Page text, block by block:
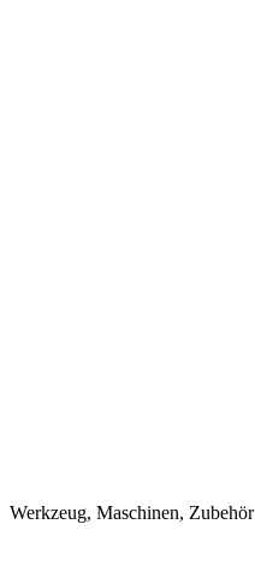
Werkzeug, Maschinen, Zubehör